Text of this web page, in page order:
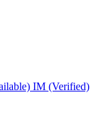
IM (Verified)